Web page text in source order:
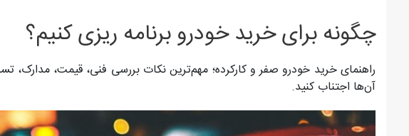
چگونه برای خرید خودرو برنامه ریزی کنیم؟
راهنمای خرید خودرو صفر و کارکرده؛ مهم‌ترین نکات بررسی فنی، قیمت، مدارک،
آن‌ها اجتناب کنید.